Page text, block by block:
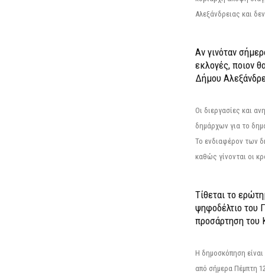
Αλεξάνδρειας και
Αν γινόταν
εκλογές, ποιον
Δήμου
Οι διεργασίες και
δημάρχων για το
Το ενδιαφέρον των
καθώς γίνονται οι
Τίθεται το
ψηφοδέλτιο του
προσάρτηση του
Η δημοσκόπηση
από σήμερα Πέμπτη